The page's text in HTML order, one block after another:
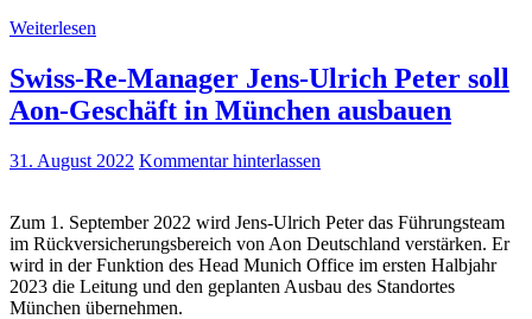
Weiterlesen
Swiss-Re-Manager Jens-Ulrich Peter soll
Aon-Geschäft in München ausbauen
31. August 2022 Kommentar hinterlassen
Zum 1. September 2022 wird Jens-Ulrich Peter das Führungsteam
im Rückversicherungsbereich von Aon Deutschland verstärken. Er
wird in der Funktion des Head Munich Office im ersten Halbjahr
2023 die Leitung und den geplanten Ausbau des Standortes
München übernehmen.